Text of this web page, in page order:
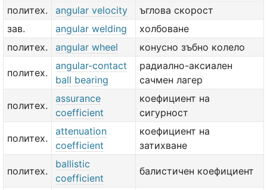
политех.
angular velocity
ъглова скорост
зав.
angular welding
холбоване
политех.
angular wheel конусно зъбно колело
политех.
angular-contact
ball bearing
радиално-аксиален
сачмен лагер
политех.
assurance
coefficient
коефициент на
сигурност
политех.
attenuation
coefficient
коефициент на
затихване
политех.
ballistic
coefficient
балистичен коефициент